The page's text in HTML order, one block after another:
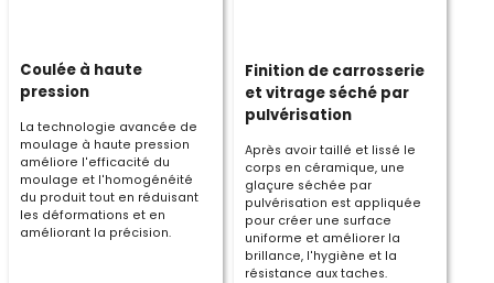
Coulée à haute
pression
La technologie avancée de
moulage à haute pression
améliore l'efficacité du
moulage et l'homogénéité
du produit tout en réduisant
les déformations et en
améliorant la précision.
Finition de carrosserie
et vitrage séché par
pulvérisation
Après avoir taillé et lissé le
corps en céramique, une
glaçure séchée par
pulvérisation est appliquée
pour créer une surface
uniforme et améliorer la
brillance, l'hygiène et la
résistance aux taches.